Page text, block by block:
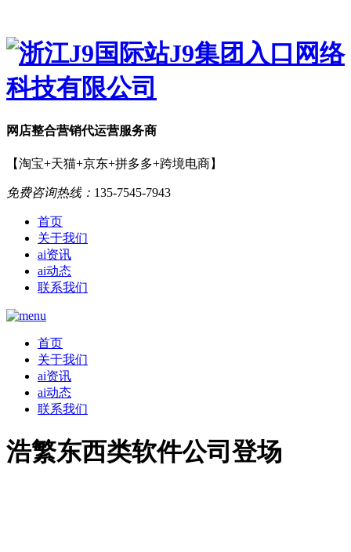
网店整合营销代运营服务商
【淘宝+天猫+京东+拼多多+跨境电商】
免费咨询热线： 135-7545-7943
首页
关于我们
ai资讯
ai动态
联系我们
首页
关于我们
ai资讯
ai动态
联系我们
浩繁东西类软件公司登场